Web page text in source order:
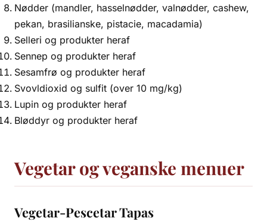
Nødder (mandler, hasselnødder, valnødder, cashew,
pekan, brasilianske, pistacie, macadamia)
Selleri og produkter heraf
Sennep og produkter heraf
Sesamfrø og produkter heraf
Svovldioxid og sulfit (over 10 mg/kg)
Lupin og produkter heraf
Bløddyr og produkter heraf
Vegetar og veganske menuer
Vegetar-Pescetar Tapas